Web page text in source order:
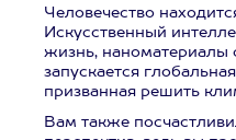
Человечество
Искусственный
жизнь, наноматериалы
запускается
призванная решить
Вам также